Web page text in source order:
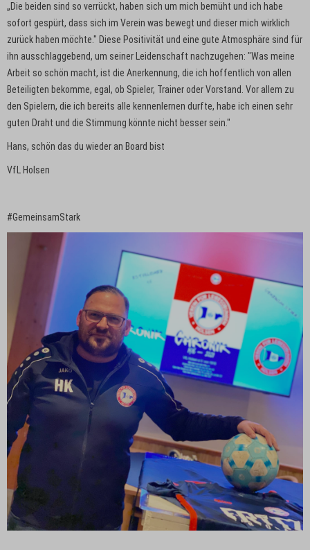
„Die beiden sind so verrückt, haben sich um mich bemüht und ich habe
sofort gespürt, dass sich im Verein was bewegt und dieser mich wirklich
zurück haben möchte." Diese Positivität und eine gute Atmosphäre sind für
ihn ausschlaggebend, um seiner Leidenschaft nachzugehen: "Was meine
Arbeit so schön macht, ist die Anerkennung, die ich hoffentlich von allen
Beteiligten bekomme, egal, ob Spieler, Trainer oder Vorstand. Vor allem zu
den Spielern, die ich bereits alle kennenlernen durfte, habe ich einen sehr
guten Draht und die Stimmung könnte nicht besser sein."
Hans, schön das du wieder an Board bist
VfL Holsen
#GemeinsamStark